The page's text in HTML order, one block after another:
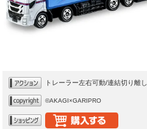
トレーラー左右可動/連結切り離し
©AKAGI×GARIPRO